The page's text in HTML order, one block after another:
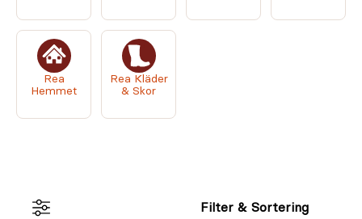
Rea
Hemmet
Rea Kläder
& Skor
Rea
Filter & Sortering